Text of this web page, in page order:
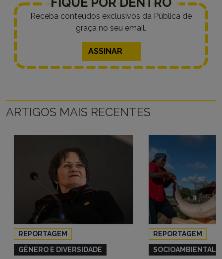
Receba conteúdos exclusivos da Pública de
graça no seu email.
ASSINAR
ARTIGOS MAIS RECENTES
REPORTAGEM
GÊNERO E DIVERSIDADE
REPORTAGEM
SOCIOAMBIENTAL